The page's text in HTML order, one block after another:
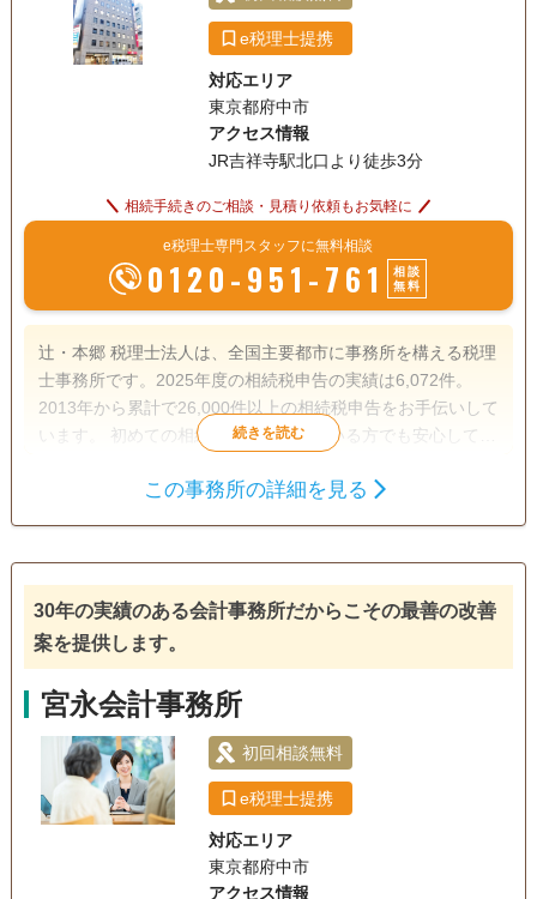
e税理士提携
対応エリア
東京都府中市
アクセス情報
JR吉祥寺駅北口より徒歩3分
相続手続きのご相談・見積り依頼もお気軽に
e税理士専門スタッフに無料相談
0120-951-761
相談
無料
辻・本郷 税理士法人は、全国主要都市に事務所を構える税理
士事務所です。2025年度の相続税申告の実績は6,072件。
2013年から累計で26,000件以上の相続税申告をお手伝いして
います。 初めての相続で不安を感じている方でも安心して相
サービスを提供するために、小さなお悩みやご事情まできめ
生前贈与
訪問可 土日相談可 初回相談無料 オンライン面談可
この事務所の詳細を見る
30年の実績のある会計事務所だからこその最善の改善
案を提供します。
宮永会計事務所
初回相談無料
e税理士提携
対応エリア
東京都府中市
アクセス情報